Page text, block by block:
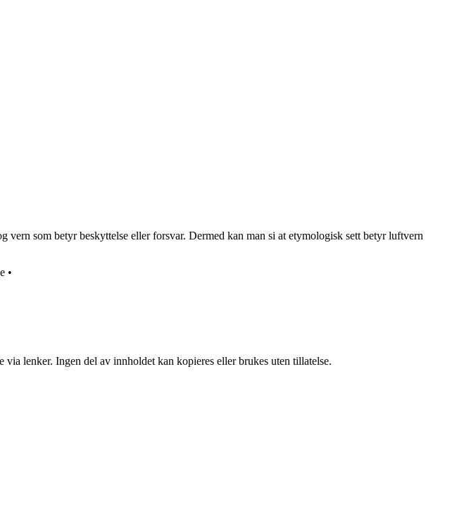
som betyr beskyttelse eller forsvar. Dermed kan man si at etymologisk sett betyr luftvern
•
lenker. Ingen del av innholdet kan kopieres eller brukes uten tillatelse.